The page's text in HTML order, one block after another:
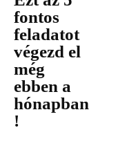
fontos
feladatot
végezd el
még
ebben a
hónapban
!